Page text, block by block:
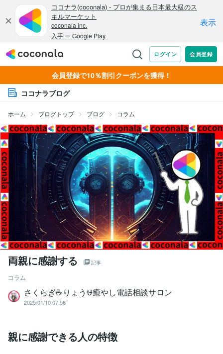
会員登録で10％割引クーポンを獲得！
ココナラブログ
ホーム ブログトップ ブログ コラム
両親に感謝する 記事
コラム
さくらぎ☕りょう⛎癒やし電話相談サロン
2025/01/10 07:56
親に感謝できる人の特徴